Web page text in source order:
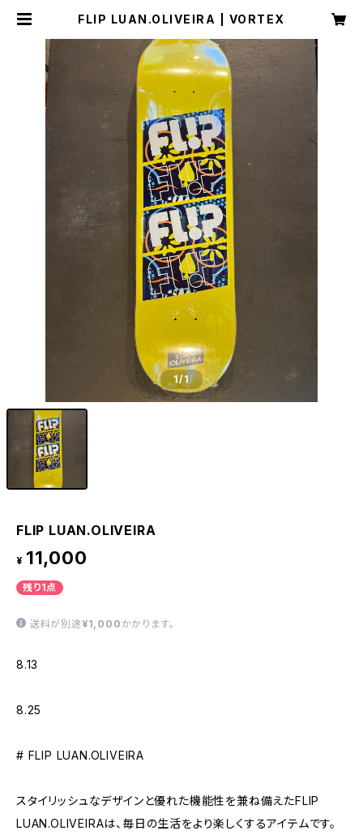
FLIP LUAN.OLIVEIRA | VORTEX
1/1
FLIP LUAN.OLIVEIRA
¥ 11,000
残り1点
送料が別途 ¥1,000 かかります。
8.13
8.25
# FLIP LUAN.OLIVEIRA
スタイリッシュなデザインと優れた機能性を兼ね備えたFLIP
LUAN.OLIVEIRAは、毎日の生活をより楽しくするアイテムです。